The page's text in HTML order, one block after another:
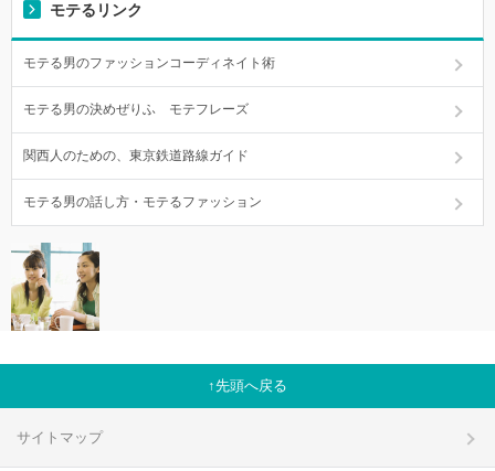
モテるリンク
モテる男のファッションコーディネイト術
モテる男の決めぜりふ モテフレーズ
関西人のための、東京鉄道路線ガイド
モテる男の話し方・モテるファッション
先頭へ戻る
サイトマップ